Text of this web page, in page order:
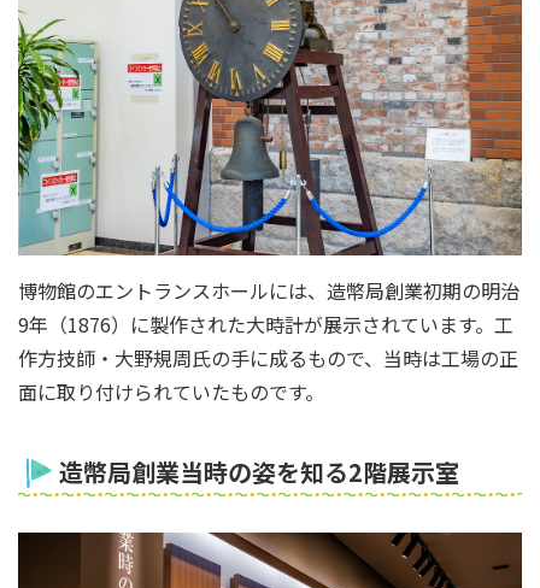
博物館のエントランスホールには、造幣局創業初期の明治
9年（1876）に製作された大時計が展示されています。工
作方技師・大野規周氏の手に成るもので、当時は工場の正
面に取り付けられていたものです。
造幣局創業当時の姿を知る2階展示室